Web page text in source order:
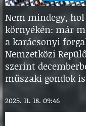
Nem mindegy,
környékén: már
a karácsonyi
Nemzetközi
szerint
műszaki gondok
2025. 11. 18. 09:46